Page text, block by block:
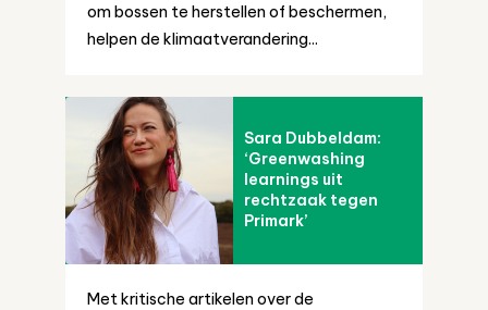
om bossen te herstellen of beschermen,
helpen de klimaatverandering...
Sara Dubbeldam:
‘Greenwashing
learnings uit
rechtzaak tegen
Primark’
Met kritische artikelen over de